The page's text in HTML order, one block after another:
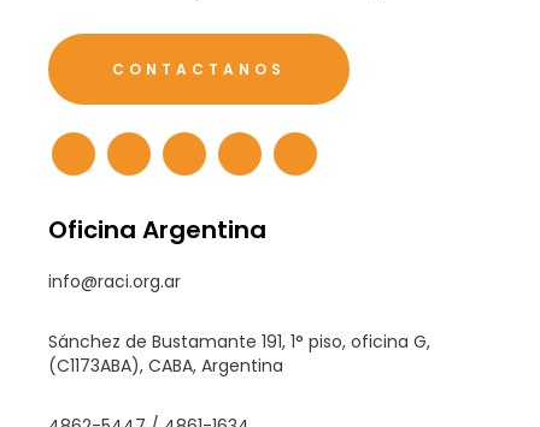
CONTACTANOS
Oficina Argentina
info@raci.org.ar
Sánchez de Bustamante 191, 1° piso, oficina G,
(C1173ABA), CABA, Argentina